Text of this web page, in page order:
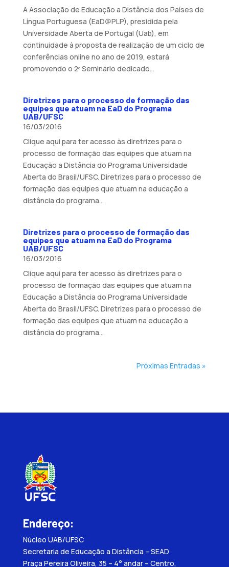
A Associação de Educação a Distância dos Países de
Língua Portuguesa (EaD@PLP), presidida pela
Universidade Aberta de Portugal (Uab), em
continuidade à proposta de realização de um ciclo de
conferências online no ano de 2019, estará
promovendo o 2º Seminário dedicado...
Diretrizes para o processo de formação das
equipes que atuam na EaD do Programa
UAB/UFSC
16/03/2016
Clique aqui para ter acesso às diretrizes para o
processo de formação das equipes que atuam na
Educação a Distância do Programa Universidade
Aberta do Brasil/UFSC. Diretrizes para o processo de
formação das equipes que atuam na educação a
distância do programa...
Diretrizes para o processo de formação das
equipes que atuam na EaD do Programa
UAB/UFSC
16/03/2016
Clique aqui para ter acesso às diretrizes para o
processo de formação das equipes que atuam na
Educação a Distância do Programa Universidade
Aberta do Brasil/UFSC. Diretrizes para o processo de
formação das equipes que atuam na educação a
distância do programa...
Próximas Entradas »
Endereço:
Núcleo UAB/UFSC
Secretaria de Educação a Distância – SEAD
Praça Pereira Oliveira, 35 – 4° andar – Centro,